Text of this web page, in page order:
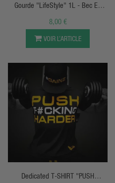
Gourde "LifeStyle" 1L - Bec En
Silicone - Applied Nutrition
8,00 €
VOIR L’ARTICLE
Dedicated T-SHIRT "PUSH